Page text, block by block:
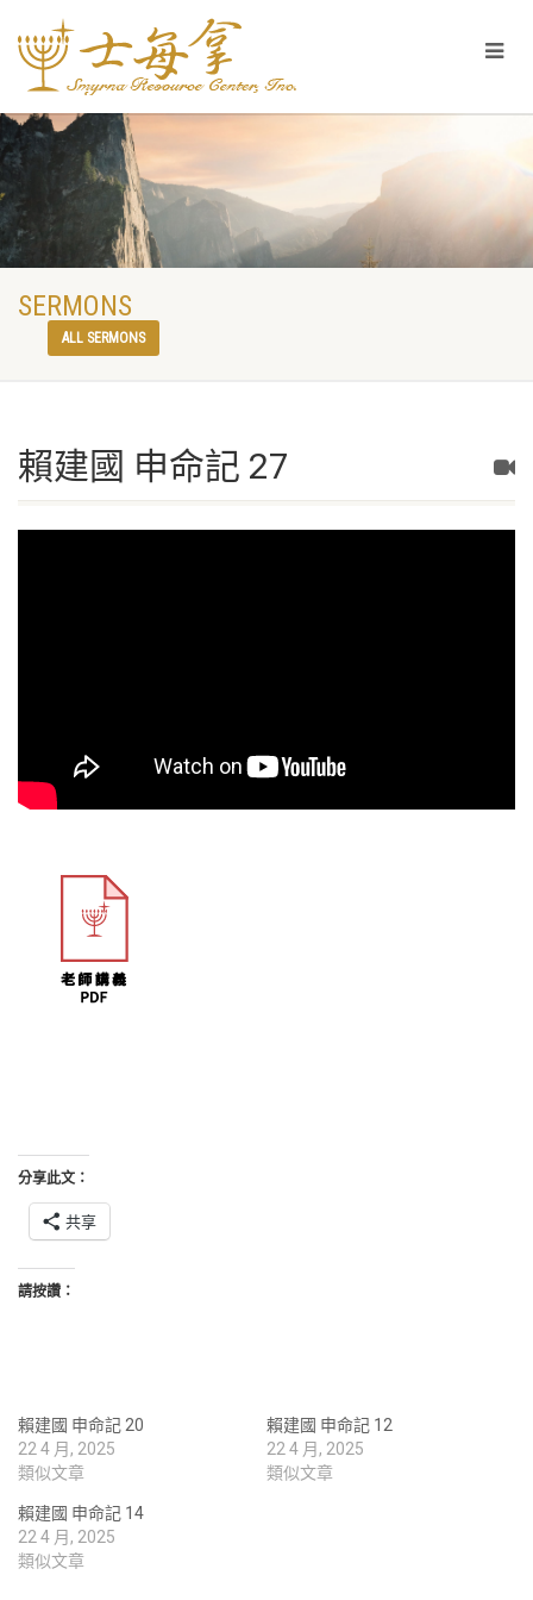
SERMONS
ALL SERMONS
賴建國 申命記 27
分享此文：
共享
請按讚：
賴建國 申命記 20
22 4 月, 2025
類似文章
賴建國 申命記 12
22 4 月, 2025
類似文章
賴建國 申命記 14
22 4 月, 2025
類似文章